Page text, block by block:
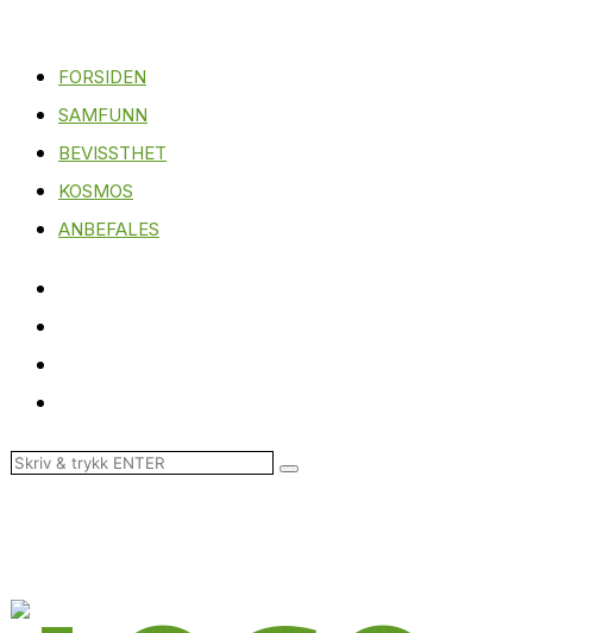
FORSIDEN
SAMFUNN
BEVISSTHET
KOSMOS
ANBEFALES